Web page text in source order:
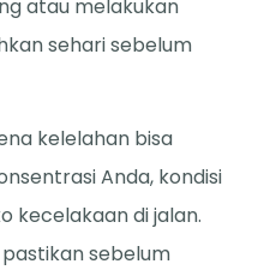
atau melakukan
sehari sebelum
kelelahan bisa
Anda, kondisi
kecelakaan di jalan.
sebelum